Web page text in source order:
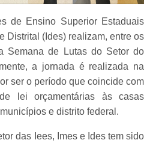
de Ensino Superior Estaduais
Distrital (Ides) realizam, entre os
Semana de Lutas do Setor do
a jornada é realizada na
ser o período que coincide com
lei orçamentárias às casas
e distrito federal.
das Iees, Imes e Ides tem sido